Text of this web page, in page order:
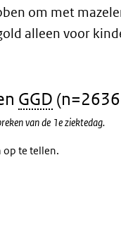
om met
alleen voor
GGD
van de 1e ziektedag.
op te tellen.